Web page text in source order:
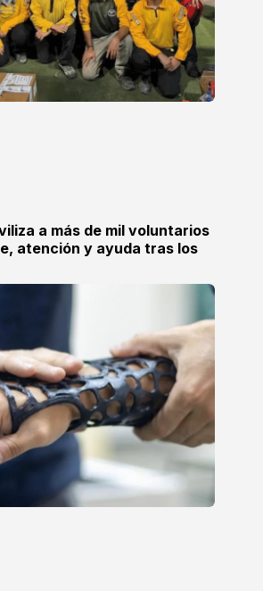
a más de mil voluntarios
atención y ayuda tras los